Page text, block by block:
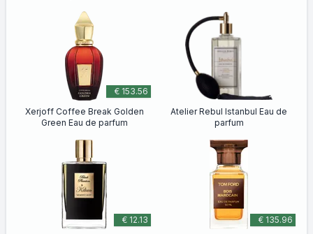
€ 153.56
Xerjoff Coffee Break Golden
Green Eau de parfum
Atelier Rebul Istanbul Eau de
parfum
€ 12.13
€ 135.96